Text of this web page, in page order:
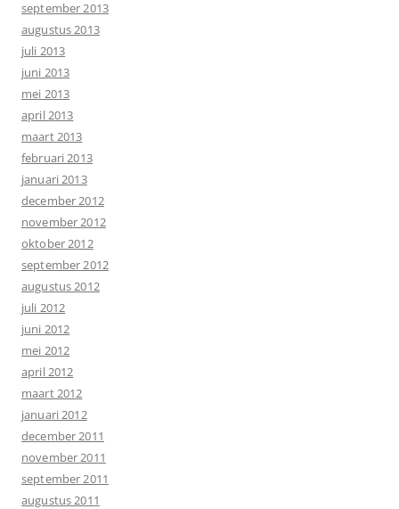
september 2013
augustus 2013
juli 2013
juni 2013
mei 2013
april 2013
maart 2013
februari 2013
januari 2013
december 2012
november 2012
oktober 2012
september 2012
augustus 2012
juli 2012
juni 2012
mei 2012
april 2012
maart 2012
januari 2012
december 2011
november 2011
september 2011
augustus 2011